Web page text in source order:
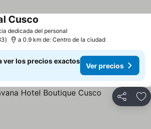
dedicada del personal
Cusco
a 0.9 km de: Centro de la ciudad
ver los precios exactos
Ver precios
Compartir